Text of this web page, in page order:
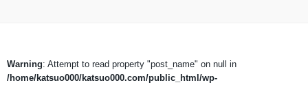
Warning: Attempt to read property "post_name" on null in
/home/katsuo000/katsuo000.com/public_html/wp-